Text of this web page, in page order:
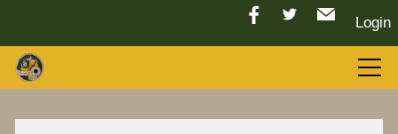
Login
Aktuelles